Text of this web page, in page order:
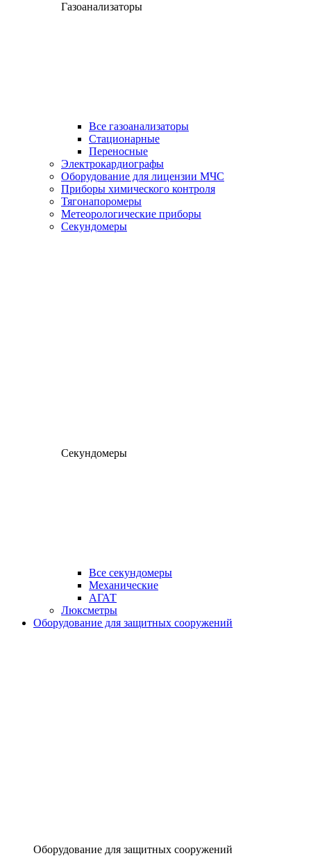
Газоанализаторы
Все газоанализаторы
Cтационарные
Переносные
Электрокардиографы
Оборудование для лицензии МЧС
Приборы химического контроля
Тягонапоромеры
Метеорологические приборы
Секундомеры
Секундомеры
Все секундомеры
Механические
АГАТ
Люксметры
Оборудование для защитных сооружений
Оборудование для защитных сооружений